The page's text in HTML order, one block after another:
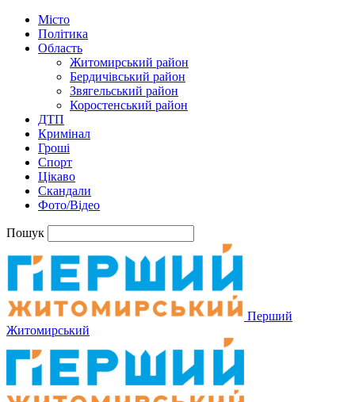
Місто
Політика
Область
Житомирський район
Бердичівський район
Звягельський район
Коростенський район
ДТП
Кримінал
Гроші
Спорт
Цікаво
Скандали
Фото/Відео
Пошук
Перший
Житомирський